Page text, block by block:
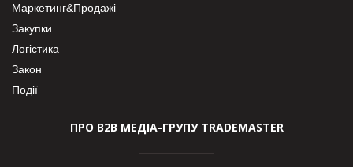
Маркетинг&Продажі
Закупки
Логістика
Закон
Події
ПРО В2В МЕДІА-ГРУПУ TRADEMASTER